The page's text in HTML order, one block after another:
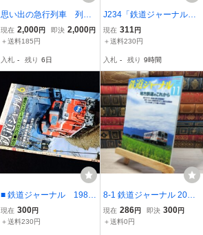
思い出の急行列車 列車
追跡リバイバル 鉄道ジ
ャーナル別冊
現在 2,000円 即決 2,000円
＋送料185円
入札 - 残り 6日
J234「鉄道ジャーナル別
冊No.16 人気列車 全国大
追跡」昭和61年3月 電車
現在 311円
＋送料230円
入札 - 残り 9時間
■ 鉄道ジャーナル 1988
年6月号 ６３・３改正ニ
ューフェイス列車
現在 300円
＋送料230円
8-1 鉄道ジャーナル 2011
年11月号 no.541 005383
現在 286円 即決 300円
＋送料0円